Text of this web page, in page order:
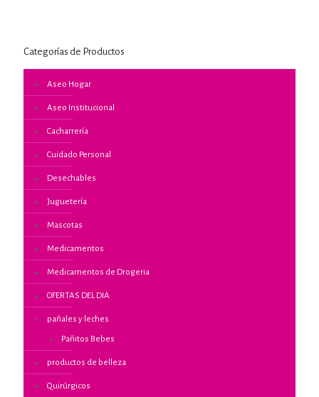
Categorías de Productos
Aseo Hogar
Aseo Institucional
Cacharrería
Cuidado Personal
Desechables
Juguetería
Mascotas
Medicamentos
Medicamentos de Drogeria
OFERTAS DEL DIA
pañales y leches
Pañitos Bebes
productos de belleza
Quirúrgicos